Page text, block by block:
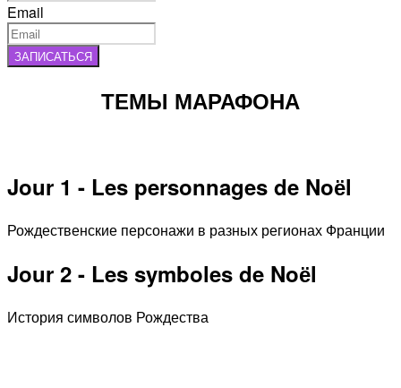
Email
ЗАПИСАТЬСЯ
ТЕМЫ МАРАФОНА
Jour 1 - Les personnages de Noёl
Рождественские персонажи в разных регионах Франции
Jour 2 - Les symboles de Noёl
История символов Рождества